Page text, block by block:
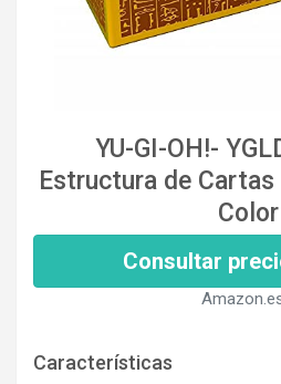
YU-GI-OH!-
Estructura de
Color
Consultar
Características